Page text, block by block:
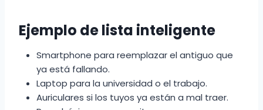
Ejemplo de lista inteligente
Smartphone para reemplazar el antiguo que
ya está fallando.
Laptop para la universidad o el trabajo.
Auriculares si los tuyos ya están a mal traer.